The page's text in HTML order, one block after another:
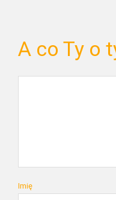
A co Ty o
Imię